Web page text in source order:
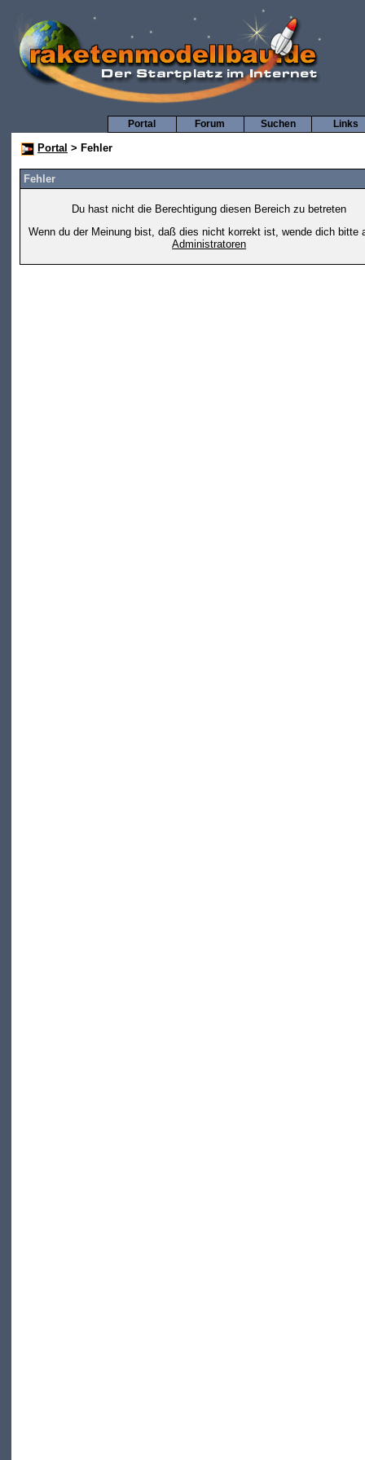
Links
Suchen
Forum
Portal
Portal > Fehler
Fehler
Du hast nicht die Berechtigung diesen Bereich zu betreten
Wenn du der Meinung bist, daß dies nicht korrekt ist, wende dich bitte
Administratoren